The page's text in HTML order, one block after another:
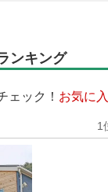
ンキング
ェック！ お気に